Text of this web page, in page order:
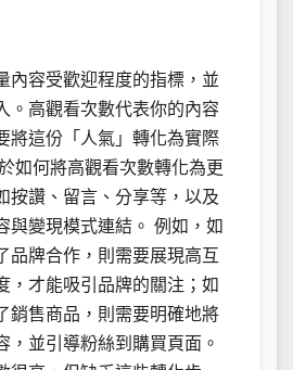
內容受歡迎程度的指標，並
。高觀看次數代表你的內容
將這份「人氣」轉化為實際
如何將高觀看次數轉化為更
按讚、留言、分享等，以及
與變現模式連結。 例如，如
品牌合作，則需要展現高互
，才能吸引品牌的關注；如
銷售商品，則需要明確地將
，並引導粉絲到購買頁面。